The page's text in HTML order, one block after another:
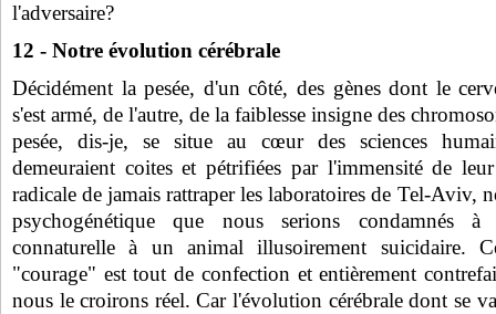
l'adversaire?
12 - Notre évolution cérébrale
Décidément la pesée, d'un côté, des gènes dont le
s'est armé, de l'autre, de la faiblesse insigne des
pesée, dis-je, se situe au cœur des sciences
demeuraient coites et pétrifiées par l'immensité de
radicale de jamais rattraper les laboratoires de Tel-Aviv,
psychogénétique que nous serions condamnés à
connaturelle à un animal illusoirement suicidaire.
"courage" est tout de confection et entièrement
nous le croirons réel. Car l'évolution cérébrale dont se